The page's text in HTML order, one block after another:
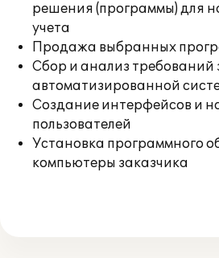
решения (программы) для
учета
Продажа выбранных
Сбор и анализ требований
автоматизированной
Создание интерфейсов и
пользователей
Установка программного
компьютеры заказчика